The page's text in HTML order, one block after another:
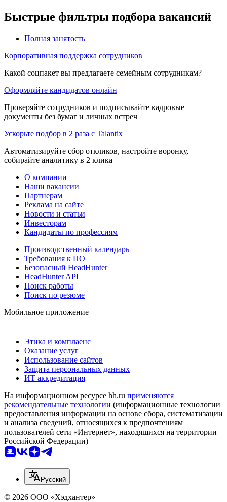
Быстрые фильтры подбора вакансий
Полная занятость
Корпоративная поддержка сотрудников
Какой соцпакет вы предлагаете семейным сотрудникам?
Оформляйте кандидатов онлайн
Проверяйте сотрудников и подписывайте кадровые
документы без бумаг и личных встреч
Ускорьте подбор в 2 раза с Talantix
Автоматизируйте сбор откликов, настройте воронку,
собирайте аналитику в 2 клика
О компании
Наши вакансии
Партнерам
Реклама на сайте
Новости и статьи
Инвесторам
Кандидаты по профессиям
Производственный календарь
Требования к ПО
Безопасный HeadHunter
HeadHunter API
Поиск работы
Поиск по резюме
Мобильное приложение
Этика и комплаенс
Оказание услуг
Использование сайтов
Защита персональных данных
ИТ аккредитация
На информационном ресурсе hh.ru применяются
рекомендательные технологии (информационные технологии
предоставления информации на основе сбора, систематизации
и анализа сведений, относящихся к предпочтениям
пользователей сети «Интернет», находящихся на территории
Российской Федерации)
Русский
© 2026 ООО «Хэдхантер»